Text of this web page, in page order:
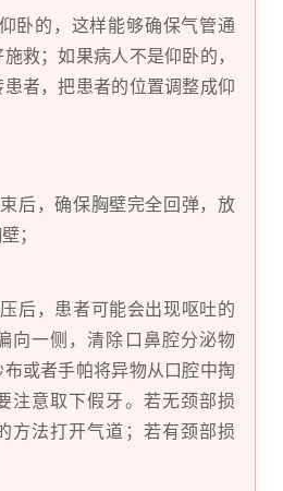
卧的，这样能够确保气管通
救；如果病人不是仰卧的，
者，把患者的位置调整成仰
后，确保胸壁完全回弹，放
；
后，患者可能会出现呕吐的
向一侧，清除口鼻腔分泌物
布或者手帕将异物从口腔中掏
注意取下假牙。若无颈部损
方法打开气道；若有颈部损